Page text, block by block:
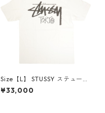
Size【L】 STUSSY ステューシ
ー STOCK TOKYO TEE WHIT
E 東京限定Tシャツ 白 【新古
¥33,000